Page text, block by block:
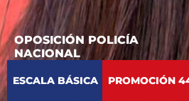
OPOSICIÓN POLICÍA
NACIONAL
ESCALA BÁSICA PROMOCIÓN